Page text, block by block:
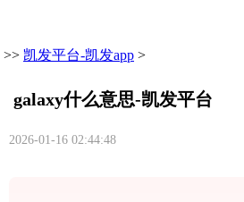
>> 凯发平台-凯发app >
galaxy什么意思-凯发平台
2026-01-16 02:44:48